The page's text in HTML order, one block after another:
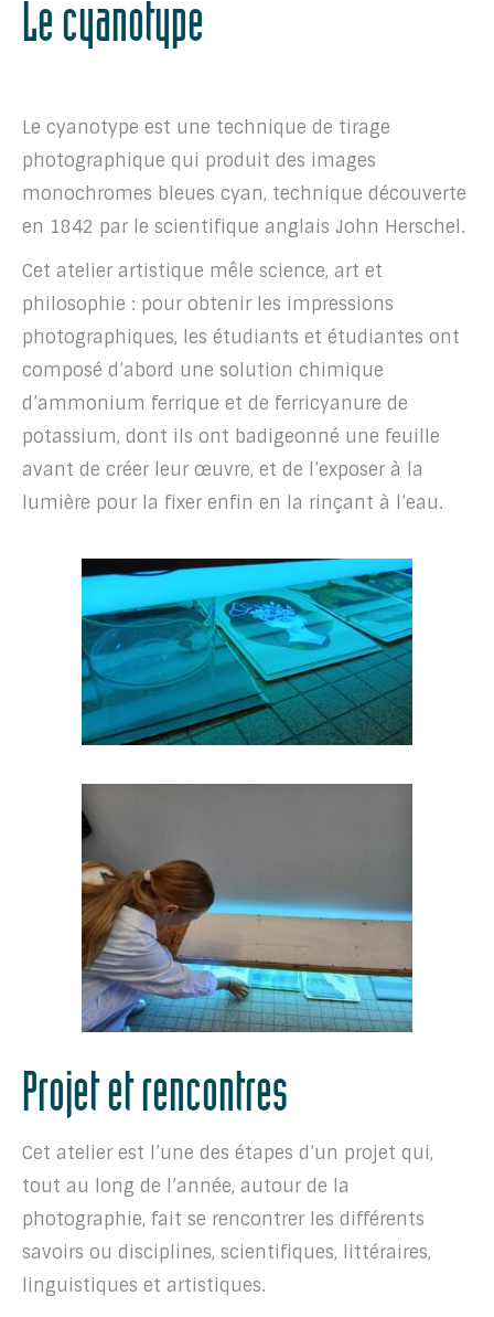
Le cyanotype
Le cyanotype est une technique de tirage
photographique qui produit des images
monochromes bleues cyan, technique découverte
en 1842 par le scientifique anglais John Herschel.
Cet atelier artistique mêle science, art et
philosophie : pour obtenir les impressions
photographiques, les étudiants et étudiantes ont
composé d’abord une solution chimique
d’ammonium ferrique et de ferricyanure de
potassium, dont ils ont badigeonné une feuille
avant de créer leur œuvre, et de l’exposer à la
lumière pour la fixer enfin en la rinçant à l’eau.
Projet et rencontres
Cet atelier est l’une des étapes d’un projet qui,
tout au long de l’année, autour de la
photographie, fait se rencontrer les différents
savoirs ou disciplines, scientifiques, littéraires,
linguistiques et artistiques.